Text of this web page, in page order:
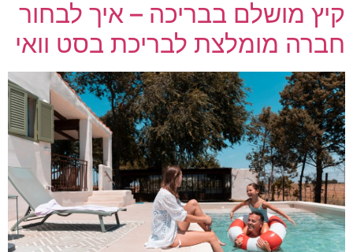
קיץ מושלם בבריכה – איך לבחור
חברה מומלצת לבריכת בסט וואי